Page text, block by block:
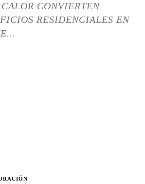
CONVIERTEN
RESIDENCIALES EN